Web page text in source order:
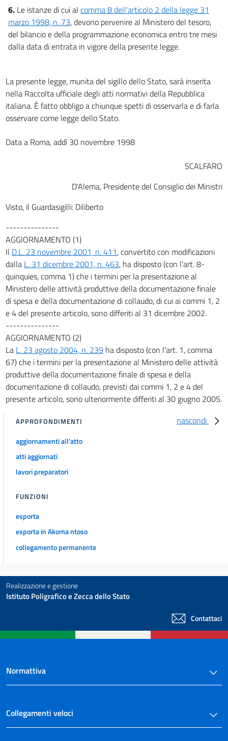
6. Le istanze di cui al comma 8 dell'articolo 2 della legge 31
marzo 1998, n. 73, devono pervenire al Ministero del tesoro,
del bilancio e della programmazione economica entro tre mesi
dalla data di entrata in vigore della presente legge.
La presente legge, munita del sigillo dello Stato, sarà inserita
nella Raccolta ufficiale degli atti normativi della Repubblica
italiana. È fatto obbligo a chiunque spetti di osservarla e di farla
osservare come legge dello Stato.
Data a Roma, addì 30 novembre 1998
SCALFARO
D'Alema, Presidente del Consiglio dei Ministri
Visto, il Guardasigilli: Diliberto
---------------
AGGIORNAMENTO (1)
Il D.L. 23 novembre 2001, n. 411, convertito con modificazioni
dalla L. 31 dicembre 2001, n. 463, ha disposto (con l'art. 8-
quinquies, comma 1) che i termini per la presentazione al
Ministero delle attività produttive della documentazione finale
di spesa e della documentazione di collaudo, di cui ai commi 1, 2
e 4 del presente articolo, sono differiti al 31 dicembre 2002.
---------------
AGGIORNAMENTO (2)
La L. 23 agosto 2004, n. 239 ha disposto (con l'art. 1, comma
67) che i termini per la presentazione al Ministero delle attività
produttive della documentazione finale di spesa e della
documentazione di collaudo, previsti dai commi 1, 2 e 4 del
presente articolo, sono ulteriormente differiti al 30 giugno 2005.
nascondi
APPROFONDIMENTI
aggiornamenti all'atto
atti aggiornati
lavori preparatori
FUNZIONI
esporta
esporta in Akoma ntoso
collegamento permanente
Realizzazione e gestione
Istituto Poligrafico e Zecca dello Stato
Contattaci
Normattiva
Collegamenti veloci